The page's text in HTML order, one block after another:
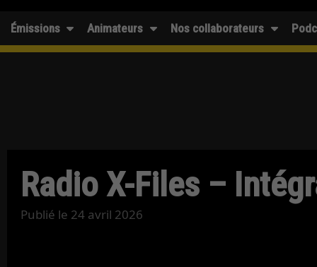
Émissions Animateurs Nos collaborateurs
Radio X-Files –
Publié le 24 avril 2026